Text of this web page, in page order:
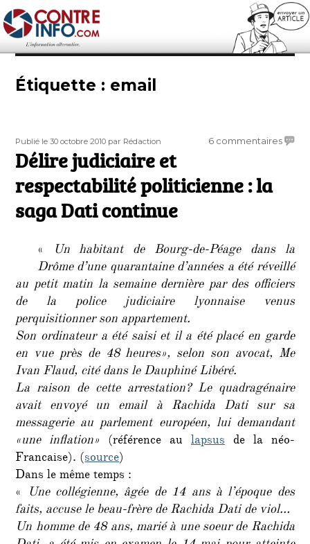
Contre-Info
Étiquette : email
Publié
le
Publié le 30 octobre 2010 Auteur
par Rédaction 6 commentairessur
la
saga
Dati
Délire judiciaire et
respectabilité politicienne : la
saga Dati continue
«
Un habitant de Bourg-de-Péage dans la
Drôme d’une quarantaine d’années a été réveillé
au petit matin la semaine dernière par des officiers
de la police judiciaire lyonnaise venus
perquisitionner son appartement.
Son ordinateur a été saisi et il a été placé en garde
en vue près de 48 heures», selon son avocat, Me
Ivan Flaud, cité dans le Dauphiné Libéré.
La raison de cette arrestation? Le quadragénaire
avait envoyé un email à Rachida Dati sur sa
messagerie au parlement européen, lui demandant
«une inflation» (référence au lapsusde la néo-
Francaise). (source)
Dans le même temps :
« Une collégienne, âgée de 14 ans à l’époque des
faits, accuse le beau-frère de Rachida Dati de viol…
Un homme de 48 ans, marié à une soeur de Rachida